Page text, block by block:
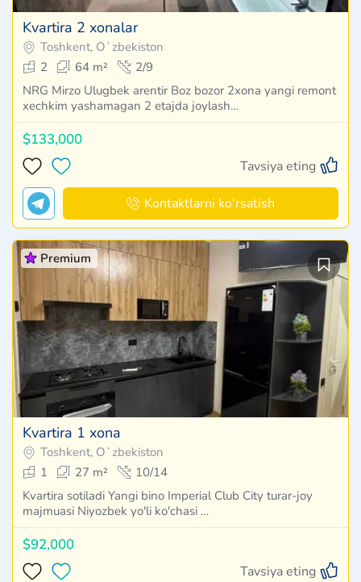
Kvartira 2 xonalar
Toshkent, Oʻzbekiston
2
64 m²
2/9
NRG Mirzo Ulugbek arentir Boz bozor 2xona yangi remont
xechkim yashamagan 2 etajda joylash…
$133,000
Tavsiya eting
Kontaktlarni ko'rsatish
Premium
Kvartira 1 xona
Toshkent, Oʻzbekiston
1
27 m²
10/14
Kvartira sotiladi Yangi bino Imperial Club City turar-joy
majmuasi Niyozbek yo'li ko'chasi …
$92,000
Tavsiya eting